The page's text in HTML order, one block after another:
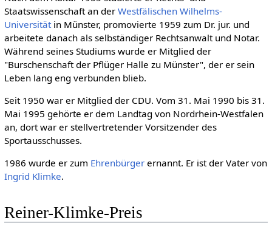
Staatswissenschaft an der Westfälischen Wilhelms-
Universitätin Münster, promovierte 1959 zum Dr. jur. und
arbeitete danach als selbständiger Rechtsanwalt und Notar.
Während seines Studiums wurde er Mitglied der
"Burschenschaft der Pflüger Halle zu Münster", der er sein
Leben lang eng verbunden blieb.
Seit 1950 war er Mitglied der CDU. Vom 31. Mai 1990 bis 31.
Mai 1995 gehörte er dem Landtag von Nordrhein-Westfalen
an, dort war er stellvertretender Vorsitzender des
Sportausschusses.
1986 wurde er zum Ehrenbürgerernannt. Er ist der Vater von
Ingrid Klimke.
Reiner-Klimke-Preis